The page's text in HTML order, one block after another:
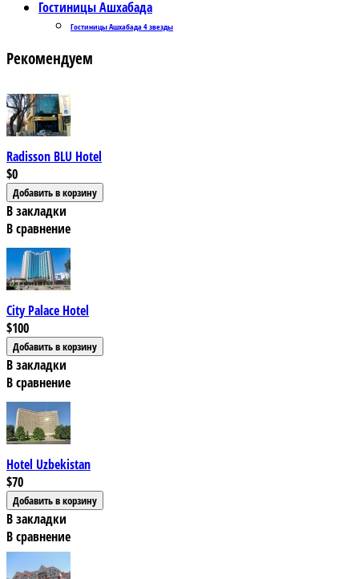
Гостиницы Ашхабада
Гостиницы Ашхабада 4 звезды
Рекомендуем
Radisson BLU Hotel
$0
В закладки
В сравнение
City Palace Hotel
$100
В закладки
В сравнение
Hotel Uzbekistan
$70
В закладки
В сравнение